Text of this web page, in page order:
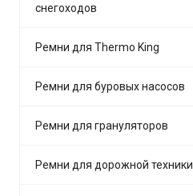
снегоходов
Ремни для Thermo King
Ремни для буровых насосов
Ремни для грануляторов
Ремни для дорожной техники